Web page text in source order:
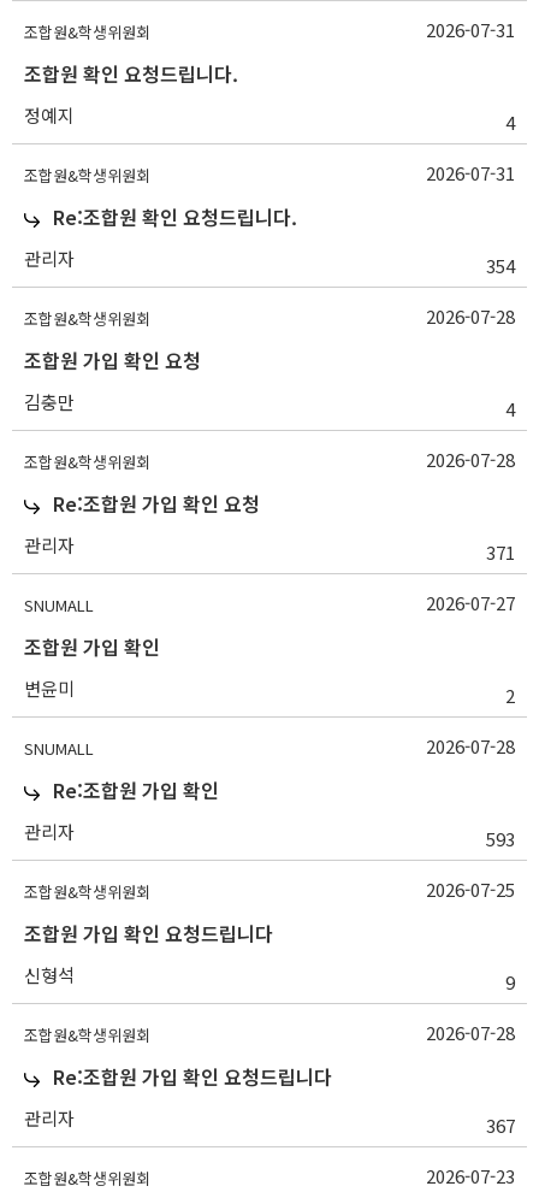
조합원&학생위원회
조합원 확인 요청드립니다.
정예지 4
2026-07-31
조합원&학생위원회
Re:조합원 확인 요청드립니다.
관리자 354
2026-07-31
조합원&학생위원회
조합원 가입 확인 요청
김충만 4
2026-07-28
조합원&학생위원회
Re:조합원 가입 확인 요청
관리자 371
2026-07-28
SNUMALL
조합원 가입 확인
변윤미 2
2026-07-27
SNUMALL
Re:조합원 가입 확인
관리자 593
2026-07-28
조합원&학생위원회
조합원 가입 확인 요청드립니다
신형석 9
2026-07-25
조합원&학생위원회
Re:조합원 가입 확인 요청드립니다
관리자 367
2026-07-28
조합원&학생위원회 2026-07-23